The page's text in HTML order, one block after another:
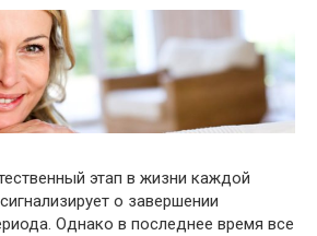
этап в жизни каждой
о завершении
Однако в последнее время все